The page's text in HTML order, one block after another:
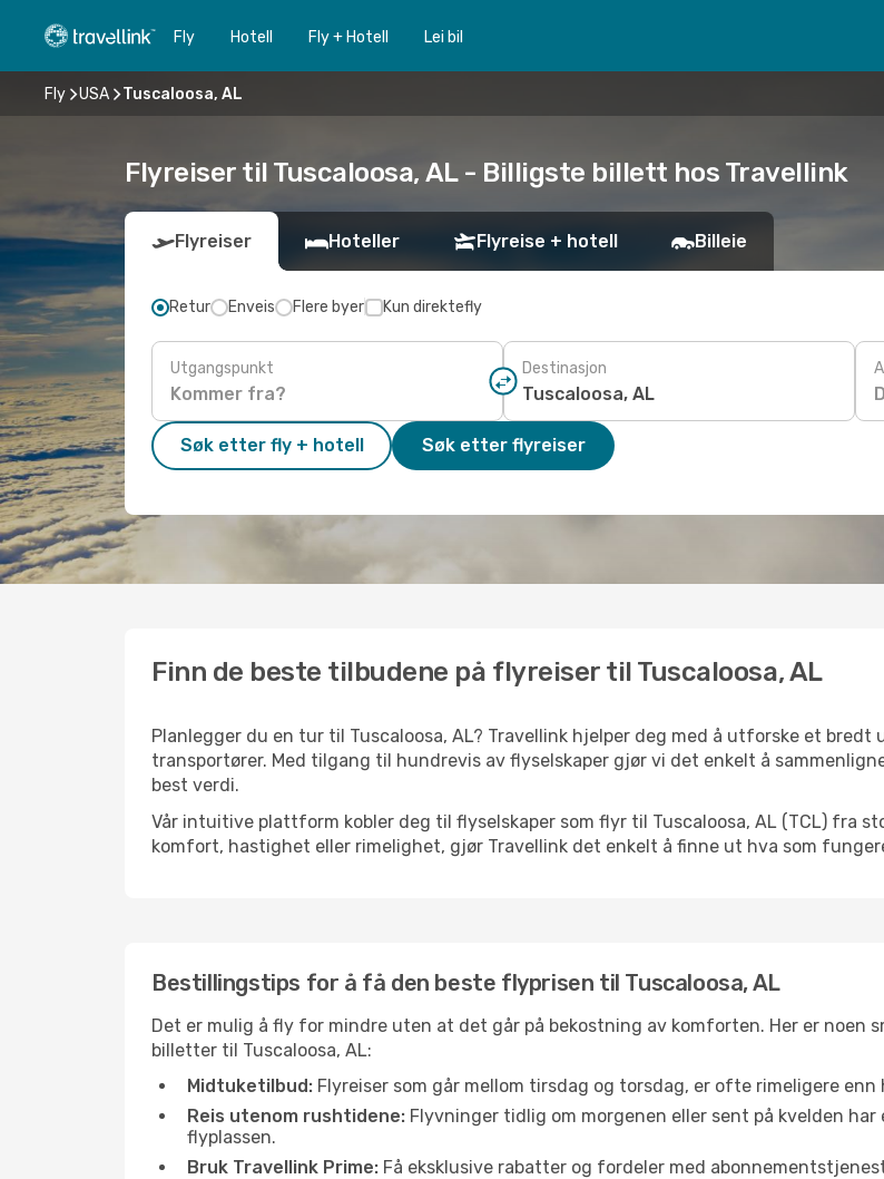
Fly Hotell Fly + Hotell Lei bil
Fly USA Tuscaloosa, AL
Flyreiser til Tuscaloosa, AL - Billigste billett hos Travellink
Flyreiser Hoteller Flyreise + hotell Billeie
Retur Enveis Flere byer Kun direktefly
Utgangspunkt Destinasjon
Søk etter fly + hotell Søk etter flyreiser
Finn de beste tilbudene på flyreiser til Tuscaloosa, AL
Planlegger du en tur til Tuscaloosa, AL? Travellink hjelper deg med å utforske et
transportører. Med tilgang til hundrevis av flyselskaper gjør vi det enkelt å
best verdi.
Vår intuitive plattform kobler deg til flyselskaper som flyr til Tuscaloosa, AL (TCL) fra
komfort, hastighet eller rimelighet, gjør Travellink det enkelt å finne ut hva som
Bestillingstips for å få den beste flyprisen til Tuscaloosa, AL
Det er mulig å fly for mindre uten at det går på bekostning av komforten. Her er noen
billetter til Tuscaloosa, AL:
Midtuketilbud: Flyreiser som går mellom tirsdag og torsdag, er ofte rimeligere
Reis utenom rushtidene: Flyvninger tidlig om morgenen eller sent på kvelden
flyplassen.
Bruk Travellink Prime: Få eksklusive rabatter og fordeler med